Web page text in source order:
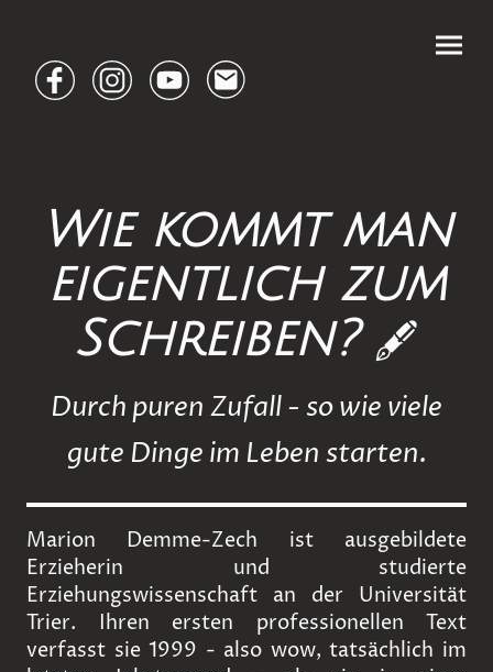
Wie kommt man
eigentlich zum
Schreiben? 🖋️
Durch puren Zufall - so wie viele
gute Dinge im Leben starten.
Marion Demme-Zech ist ausgebildete
Erzieherin und studierte
Erziehungswissenschaft an der Universität
Trier. Ihren ersten professionellen Text
verfasst sie 1999 - also wow, tatsächlich im